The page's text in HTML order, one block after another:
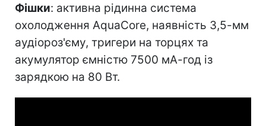
Фішки: активна рідинна система
охолодження AquaCore, наявність 3,5-мм
аудіороз'єму, тригери на торцях та
акумулятор ємністю 7500 мА-год із
зарядкою на 80 Вт.